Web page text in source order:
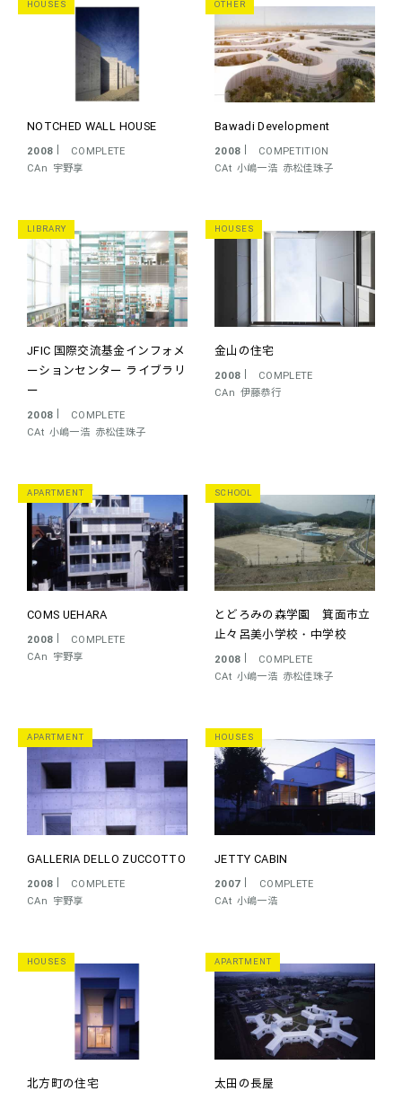
HOUSES
NOTCHED WALL HOUSE
2008
COMPLETE
CAn 宇野享
OTHER
Bawadi Development
2008
COMPETITION
CAt 小嶋一浩 赤松佳珠子
LIBRARY
JFIC 国際交流基金インフォメ
ーションセンター ライブラリ
ー
2008
COMPLETE
CAt 小嶋一浩 赤松佳珠子
HOUSES
金山の住宅
2008
COMPLETE
CAn 伊藤恭行
APARTMENT
COMS UEHARA
2008
COMPLETE
CAn 宇野享
SCHOOL
とどろみの森学園 箕面市立
止々呂美小学校・中学校
2008
COMPLETE
CAt 小嶋一浩 赤松佳珠子
APARTMENT
GALLERIA DELLO ZUCCOTTO
2008
COMPLETE
CAn 宇野享
HOUSES
JETTY CABIN
2007
COMPLETE
CAt 小嶋一浩
HOUSES
北方町の住宅
APARTMENT
太田の長屋